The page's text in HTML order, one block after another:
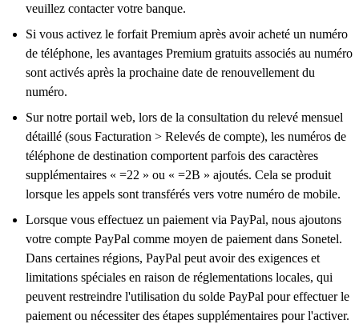
veuillez contacter votre banque.
Si vous activez le forfait Premium après avoir acheté un numéro
de téléphone, les avantages Premium gratuits associés au numéro
sont activés après la prochaine date de renouvellement du
numéro.
Sur notre portail web, lors de la consultation du relevé mensuel
détaillé (sous Facturation > Relevés de compte), les numéros de
téléphone de destination comportent parfois des caractères
supplémentaires « =22 » ou « =2B » ajoutés. Cela se produit
lorsque les appels sont transférés vers votre numéro de mobile.
Lorsque vous effectuez un paiement via PayPal, nous ajoutons
votre compte PayPal comme moyen de paiement dans Sonetel.
Dans certaines régions, PayPal peut avoir des exigences et
limitations spéciales en raison de réglementations locales, qui
peuvent restreindre l'utilisation du solde PayPal pour effectuer le
paiement ou nécessiter des étapes supplémentaires pour l'activer.